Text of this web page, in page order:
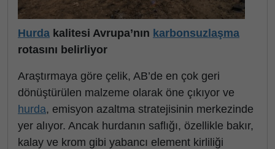
Hurda kalitesi Avrupa’nın karbonsuzlaşma
rotasını belirliyor
Araştırmaya göre çelik, AB’de en çok geri
dönüştürülen malzeme olarak öne çıkıyor ve
hurda, emisyon azaltma stratejisinin merkezinde
yer alıyor. Ancak hurdanın saflığı, özellikle bakır,
kalay ve krom gibi yabancı element kirliliği